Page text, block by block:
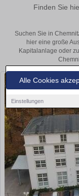
Alle Cookies
Einstellungen
Finden Sie
Suchen Sie in
hier eine große
Kapitalanlage oder